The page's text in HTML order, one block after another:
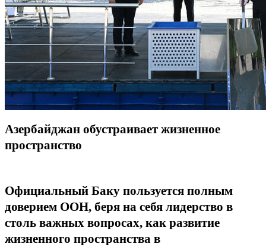
Азербайджан обустраивает жизненное
пространство
Официальный Баку пользуется полным
доверием ООН, беря на себя лидерство в
столь важных вопросах, как развитие
жизненного пространства в